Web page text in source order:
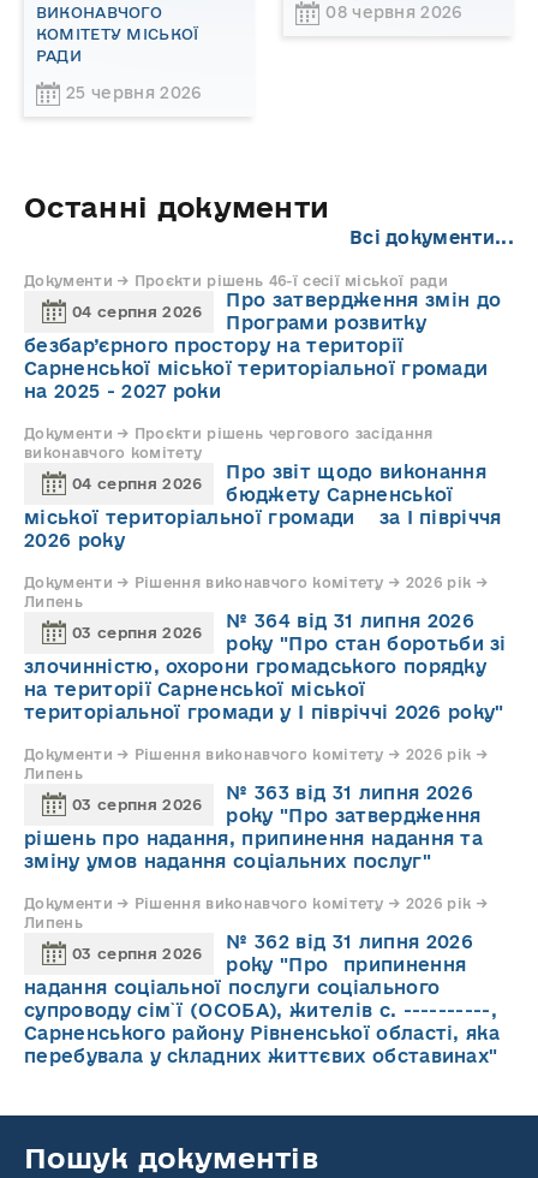
ВИКОНАВЧОГО
КОМІТЕТУ МІСЬКОЇ
РАДИ
25 червня 2026
08 червня 2026
Останні документи
Всі документи...
Документи → Проєкти рішень 46-ї сесії міської ради
04 серпня 2026
Про затвердження змін до
Програми розвитку
безбар’єрного простору на території
Сарненської міської територіальної громади
на 2025 - 2027 роки
Документи → Проєкти рішень чергового засідання
виконавчого комітету
04 серпня 2026
Про звіт щодо виконання
бюджету Сарненської
міської територіальної громади за І півріччя
2026 року
Документи → Рішення виконавчого комітету → 2026 рік →
Липень
03 серпня 2026
№ 364 від 31 липня 2026
року "Про стан боротьби зі
злочинністю, охорони громадського порядку
на території Сарненської міської
територіальної громади у І півріччі 2026 року"
Документи → Рішення виконавчого комітету → 2026 рік →
Липень
03 серпня 2026
№ 363 від 31 липня 2026
року "Про затвердження
рішень про надання, припинення надання та
зміну умов надання соціальних послуг"
Документи → Рішення виконавчого комітету → 2026 рік →
Липень
03 серпня 2026
№ 362 від 31 липня 2026
року "Про припинення
надання соціальної послуги соціального
супроводу cім`ї (ОСОБА), жителів с. ----------,
Сарненського району Рівненської області, яка
перебувала у складних життєвих обставинах"
Пошук документів